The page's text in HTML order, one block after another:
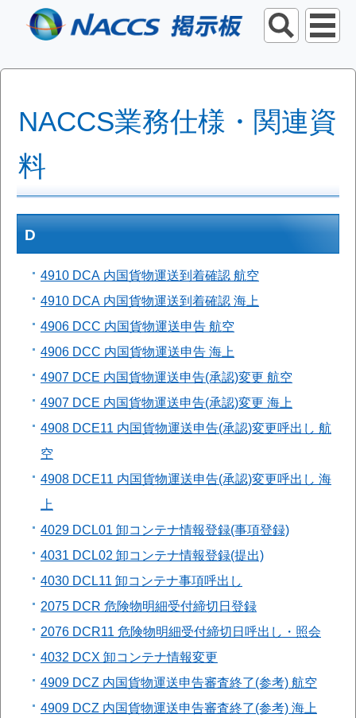
NACCS業務仕様・関連資
料
D
4910 DCA 内国貨物運送到着確認 航空
4910 DCA 内国貨物運送到着確認 海上
4906 DCC 内国貨物運送申告 航空
4906 DCC 内国貨物運送申告 海上
4907 DCE 内国貨物運送申告(承認)変更 航空
4907 DCE 内国貨物運送申告(承認)変更 海上
4908 DCE11 内国貨物運送申告(承認)変更呼出し 航
空
4908 DCE11 内国貨物運送申告(承認)変更呼出し 海
上
4029 DCL01 卸コンテナ情報登録(事項登録)
4031 DCL02 卸コンテナ情報登録(提出)
4030 DCL11 卸コンテナ事項呼出し
2075 DCR 危険物明細受付締切日登録
2076 DCR11 危険物明細受付締切日呼出し・照会
4032 DCX 卸コンテナ情報変更
4909 DCZ 内国貨物運送申告審査終了(参考) 航空
4909 DCZ 内国貨物運送申告審査終了(参考) 海上